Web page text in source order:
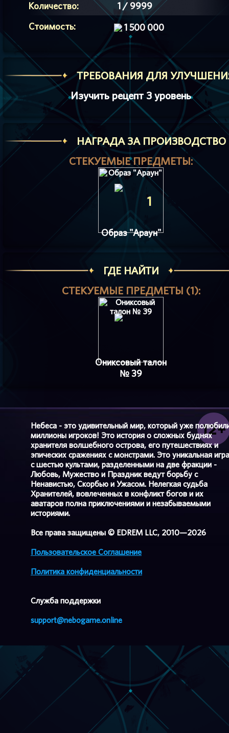
Количество:
1 / 9999
Стоимость:
1 500 000
ТРЕБОВАНИЯ ДЛЯ
Изучить рецепт 3 уровень
HАГРАДА ЗА ПРОИЗВОДСТВО
СТЕКУЕМЫЕ ПРЕДМЕТЫ:
1
Образ "Араун"
ГДЕ НАЙТИ
СТЕКУЕМЫЕ ПРЕДМЕТЫ (1):
Ониксовый талон
№ 39
Небеса - это удивительный мир, который уже
миллионы игроков! Это история о сложных буднях
хранителя волшебного острова, его путешествиях и
эпических сражениях с монстрами. Это уникальная игра
с шестью культами, разделенными на две фракции -
Любовь, Мужество и Праздник ведут борьбу с
Ненавистью, Скорбью и Ужасом. Нелегкая судьба
Хранителей, вовлеченных в конфликт богов и их
аватаров полна приключениями и незабываемыми
историями.
Все права защищены © EDREM LLC, 2010—2026
Пользовательское Соглашение
Политика конфиденциальности
Cлужба поддержки
support@nebogame.online